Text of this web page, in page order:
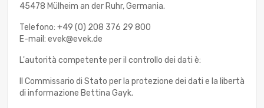
45478 Mülheim an der Ruhr, Germania.
Telefono: +49 (0) 208 376 29 800
E-mail: evek@evek.de
L'autorità competente per il controllo dei dati è:
Il Commissario di Stato per la protezione dei dati e la libertà
di informazione Bettina Gayk.